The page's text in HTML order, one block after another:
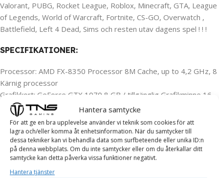
Hantera samtycke
För att ge en bra upplevelse använder vi teknik som cookies för att
lagra och/eller komma åt enhetsinformation. När du samtycker till
dessa tekniker kan vi behandla data som surfbeteende eller unika ID:n
på denna webbplats. Om du inte samtycker eller om du återkallar ditt
samtycke kan detta påverka vissa funktioner negativt.
Hantera tjänster
Valorant, PUBG, Rocket League, Roblox, Minecraft, GTA, League
of Legends, World of Warcraft, Fortnite, CS-GO, Overwatch ,
Battlefield, Left 4 Dead, Sims och resten utav dagens spel ! ! !
SPECIFIKATIONER:
Processor: AMD FX-8350 Processor 8M Cache, up to 4,2 GHz, 8
Kärnig processor
Grafikkort: GeForce GTX 1070 8 GB / tillgänglig Grafikminne 16
Hårddisk: 500 GB SSD utrymme för spel och lagring
Ram minne: 16 GB RAM minne
Datorn är ny installerad med: